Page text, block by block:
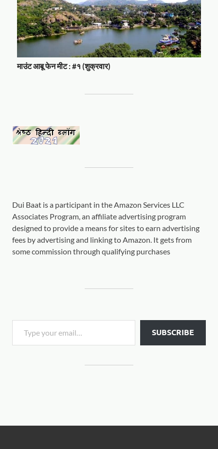
माउंट आबू फेन मीट : #१ (शुक्रवार)
Dui Baat is a participant in the Amazon Services LLC
Associates Program, an affiliate advertising program
designed to provide a means for sites to earn advertising
fees by advertising and linking to Amazon. It gets from
some commission through qualifying purchases
SUBSCRIBE